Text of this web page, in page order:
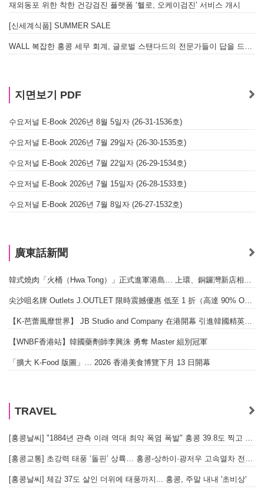
재외동포 위한 착한 건강검진 플랫폼 ‘헬로, 오케이검진’ 서비스 개시
[신세계식품] SUMMER SALE
WALL 복잡한 홍콩 세무 회계, 글로벌 스탠다드의 전문가들이 답을 드립니다! - 법인설립, 회계, 감사
지면보기 PDF
수요저널 E-Book 2026년 8월 5일자 (26-31-1536호)
수요저널 E-Book 2026년 7월 29일자 (26-30-1535호)
수요저널 E-Book 2026년 7월 22일자 (26-29-1534호)
수요저널 E-Book 2026년 7월 15일자 (26-28-1533호)
수요저널 E-Book 2026년 7월 8일자 (26-27-1532호)
廣東話新聞
韓式燒肉「火桶（Hwa Tong）」正式進軍港島… 上環、銅鑼灣新店相繼開幕
尖沙咀名牌 Outlets J.OUTLET 限時震撼優惠 低至 1 折（高達 90% OFF）
【K-芭蕾風靡世界】 JB Studio and Company 在港開幕 引進韓國精英芭蕾教育系統
【WNBF香港站】韓國藥劑師李興洙 勇奪 Master 組別冠軍
「擴大 K-Food 版圖」… 2026 香港美食博覽下月 13 日開幕
TRAVEL
[홍콩날씨] "1884년 관측 이래 역대 최악 폭염 폭발" 홍콩 39.8도 찍고 역대 최고 기록 경신
[홍콩교통] 초강력 태풍 ‘돌핀’ 상륙… 홍콩-상하이·광저우 고속열차 전면 중단
[홍콩날씨] 체감 37도 살인 더위에 태풍까지... 홍콩, 주말 내내 '초비상'